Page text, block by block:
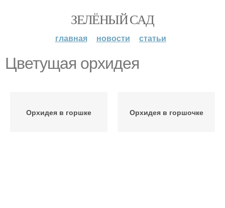
ЗЕЛЁНЫЙ САД
главная новости статьи
Цветущая орхидея
Орхидея в горшке Орхидея в горшочке